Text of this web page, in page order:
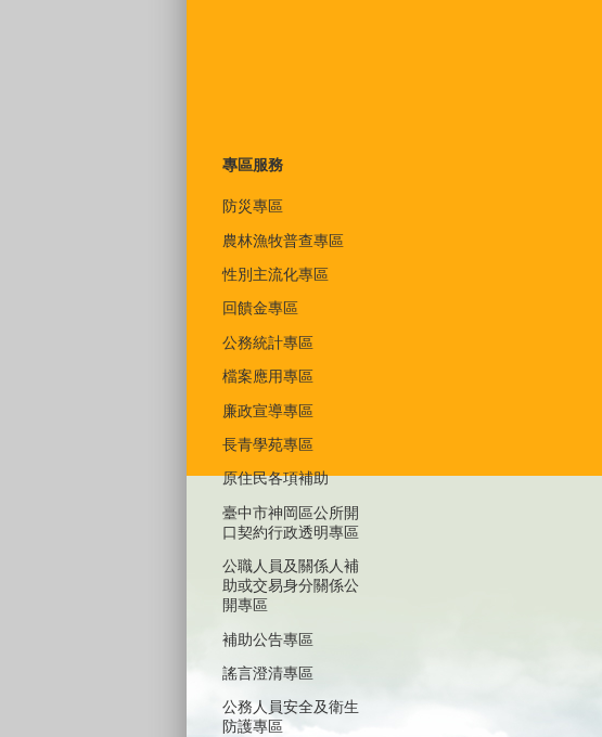
專區服務
防災專區
農林漁牧普查專區
性別主流化專區
回饋金專區
公務統計專區
檔案應用專區
廉政宣導專區
長青學苑專區
原住民各項補助
臺中市神岡區公所開
口契約行政透明專區
公職人員及關係人補
助或交易身分關係公
開專區
補助公告專區
謠言澄清專區
公務人員安全及衛生
防護專區